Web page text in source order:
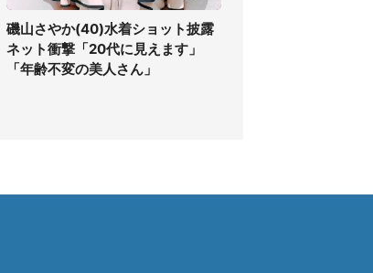
磯山さやか(40)水着ショット披露
ネット衝撃「20代に見えます」
「年齢不変の美人さん」